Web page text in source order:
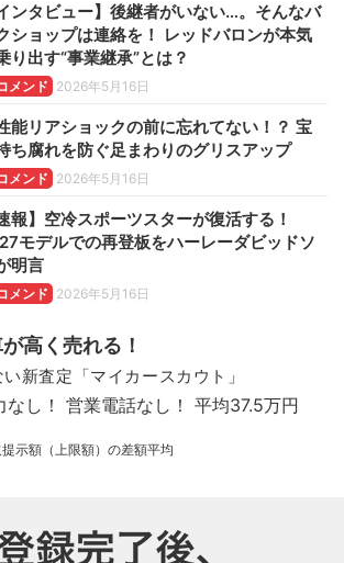
インタビュー】後継者がいない…。そんなバ
ショップは連絡を！ レッドバロンが本気
り出す“事業継承”とは？
メンド 2026年5月16日
能リアショックの前に忘れてない！？ 宝
ち腐れを防ぐ足まわりのグリスアップ
メンド 2026年5月16日
速報】空冷スポーツスターが復活する！
モデルでの再登板をハーレーダビッドソ
明言
メンド 2026年5月16日
高く売れる！
新査定「マイカースカウト」
示額（上限額）の差額平均